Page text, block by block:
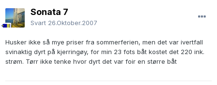
Sonata 7
Svart 26.Oktober.2007
Husker ikke så mye priser fra sommerferien, men det var ivertfall
svinaktig dyrt på kjerringøy, for min 23 fots båt kostet det 220 ink.
strøm. Tørr ikke tenke hvor dyrt det var foir en større båt